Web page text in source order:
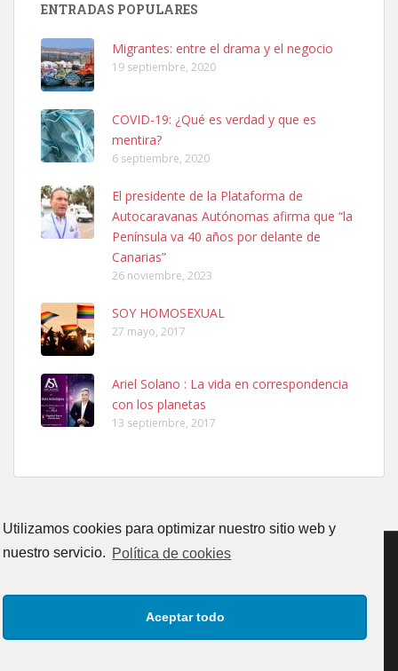
Utilizamos cookies para optimizar nuestro sitio web y
nuestro servicio. Política de cookies
Aceptar todo
Leales.org » Gran Canaria
Ninfa perdida
El día 5 se los perdió una ninfa papillera, asustada tiene miedo a la
calle, se perdió por la zon...
Leales.org » Gran Canaria
6.7.2025
Adopcion
Busco casa de acogida para mi perrita ya que por temas de trabajo
no la puedo tener. Solo gente r...
Gata joven encontrada
Gata joven encontrada en zona calle San Bernardo de Las Palmas
ENTRADAS POPULARES
Migrantes: entre el drama y el negocio
19 septiembre, 2020
COVID-19: ¿Qué es verdad y que es
mentira?
6 septiembre, 2020
El presidente de la Plataforma de
Autocaravanas Autónomas afirma que “la
Península va 40 años por delante de
Canarias”
26 noviembre, 2023
SOY HOMOSEXUAL
27 mayo, 2017
Ariel Solano : La vida en correspondencia
con los planetas
13 septiembre, 2017
POLÍTICA DE COOKIES (UE)